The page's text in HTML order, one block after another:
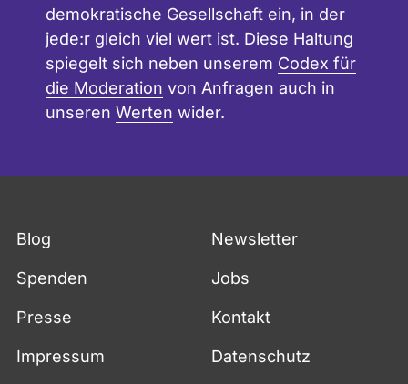
demokratische Gesellschaft ein, in der
jede:r gleich viel wert ist. Diese Haltung
spiegelt sich neben unserem Codex für
die Moderation von Anfragen auch in
unseren Werten wider.
Blog Newsletter
Spenden Jobs
Presse Kontakt
Impressum Datenschutz